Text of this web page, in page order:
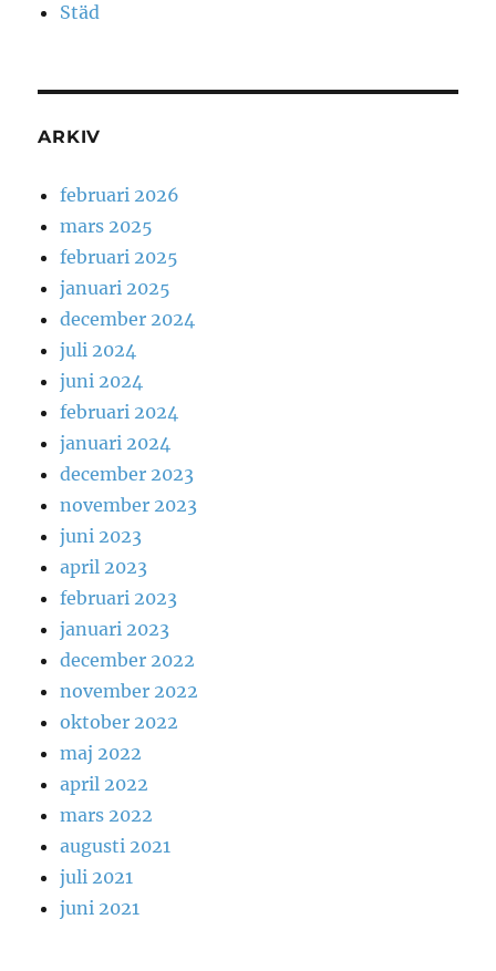
Städ
ARKIV
februari 2026
mars 2025
februari 2025
januari 2025
december 2024
juli 2024
juni 2024
februari 2024
januari 2024
december 2023
november 2023
juni 2023
april 2023
februari 2023
januari 2023
december 2022
november 2022
oktober 2022
maj 2022
april 2022
mars 2022
augusti 2021
juli 2021
juni 2021